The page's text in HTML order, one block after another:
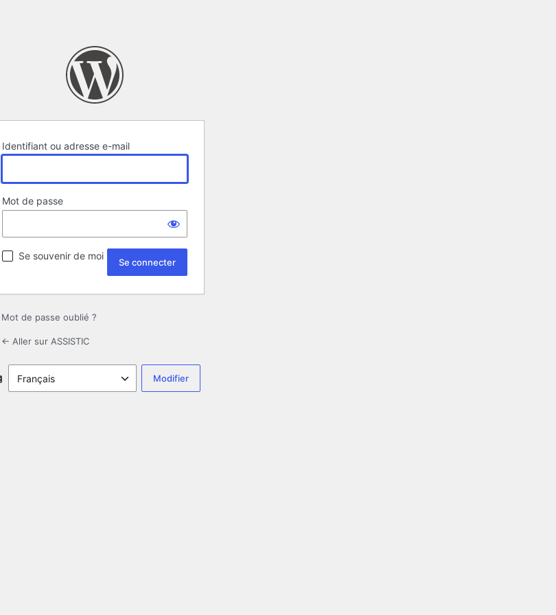
Identifiant ou adresse e-mail
Mot de passe
Se souvenir de moi
Mot de passe oublié ?
← Aller sur ASSISTIC
Langue